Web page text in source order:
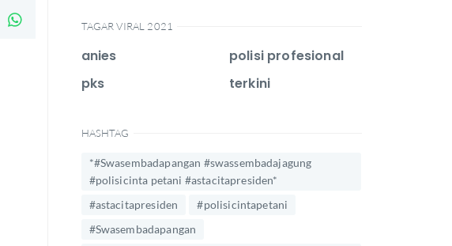
TAGAR VIRAL 2021
anies
pks
polisi profesional
terkini
HASHTAG
*#Swasembadapangan #swassembadajagung
#polisicinta petani #astacitapresiden*
#astacitapresiden
#polisicintapetani
#Swasembadapangan